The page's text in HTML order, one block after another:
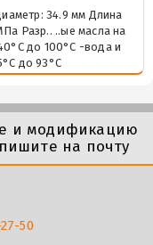
34.9 мм Длина
Разр.. ..ые масла на
до 100°C -вода и
до 93°C
и модификацию
на почту
50